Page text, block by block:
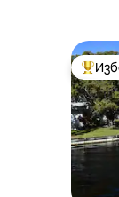
Най-